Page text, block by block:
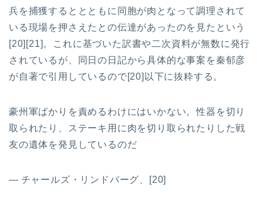
兵を捕獲するととともに同胞が肉となって調理されて
いる現場を押さえたとの伝達があったのを見たという
[20][21]。これに基づいた訳書や二次資料が無数に発行
されているが、同日の日記から具体的な事案を秦郁彦
が自著で引用しているので[20]以下に抜粋する。
豪州軍ばかりを責めるわけにはいかない。性器を切り
取られたり、ステーキ用に肉を切り取られたりした戦
友の遺体を発見しているのだ
— チャールズ・リンドバーグ、[20]